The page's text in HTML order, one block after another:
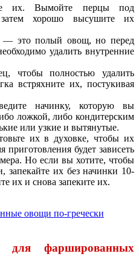
их. Вымойте перцы под
хорошо высушите их
— это полый овощ, но перед
удалить внутренние
чтобы полностью удалить
встряхните их, постукивая
начинку, которую вы
ложкой, либо кондитерским
или узкие и вытянутые.
их в духовке, чтобы их
будет зависеть
Но если вы хотите, чтобы
запекайте их без начинки 10-
их и снова запеките их.
для фаршированных